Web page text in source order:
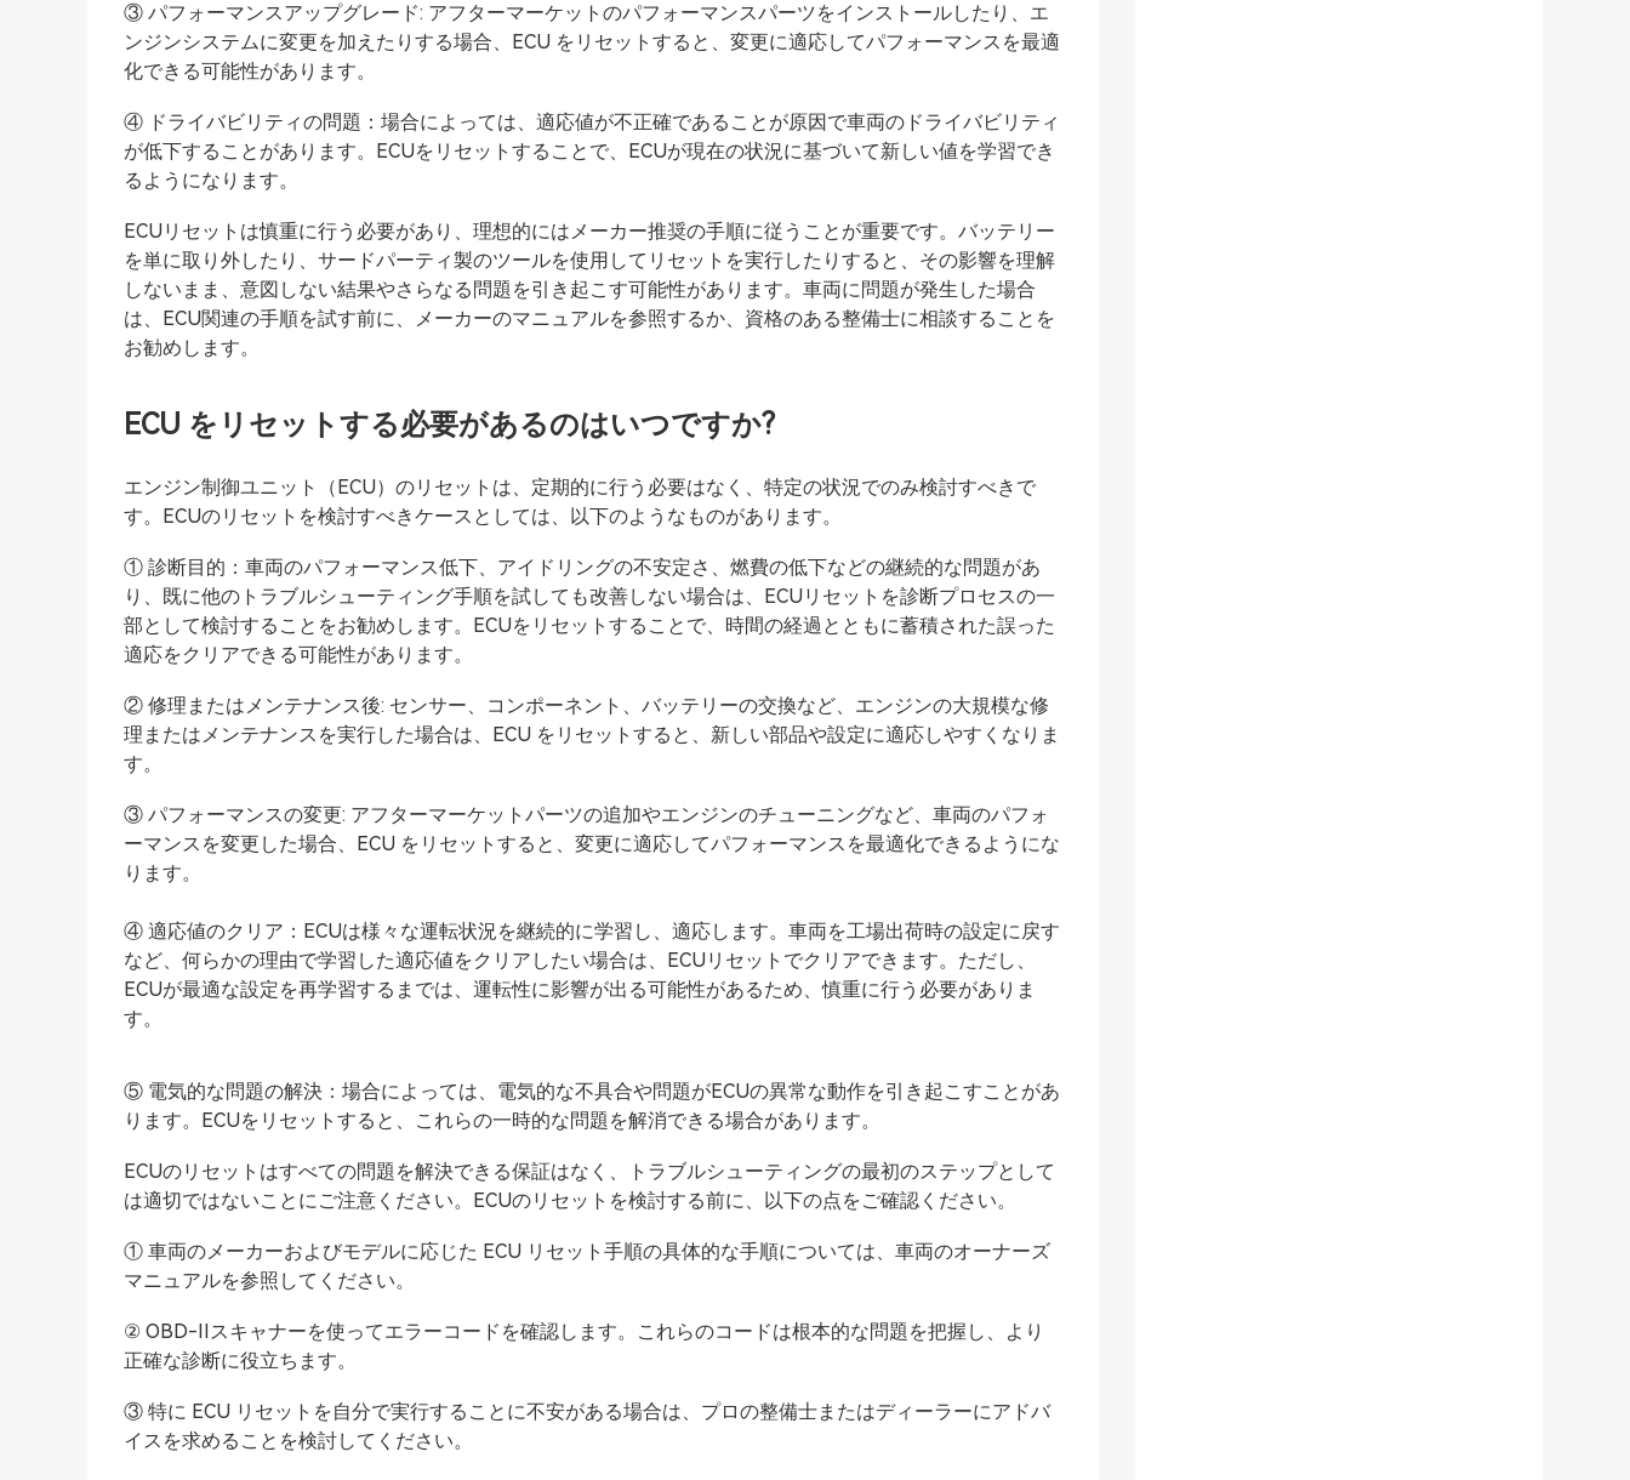
③ パフォーマンスアップグレード: アフターマーケットのパフォーマンスパーツをインストールしたり、エ
ンジンシステムに変更を加えたりする場合、ECU をリセットすると、変更に適応してパフォーマンスを最適
化できる可能性があります。
④ ドライバビリティの問題：場合によっては、適応値が不正確であることが原因で車両のドライバビリティ
が低下することがあります。ECUをリセットすることで、ECUが現在の状況に基づいて新しい値を学習でき
るようになります。
ECUリセットは慎重に行う必要があり、理想的にはメーカー推奨の手順に従うことが重要です。バッテリー
を単に取り外したり、サードパーティ製のツールを使用してリセットを実行したりすると、その影響を理解
しないまま、意図しない結果やさらなる問題を引き起こす可能性があります。車両に問題が発生した場合
は、ECU関連の手順を試す前に、メーカーのマニュアルを参照するか、資格のある整備士に相談することを
お勧めします。
ECU をリセットする必要があるのはいつですか?
エンジン制御ユニット（ECU）のリセットは、定期的に行う必要はなく、特定の状況でのみ検討すべきで
す。ECUのリセットを検討すべきケースとしては、以下のようなものがあります。
① 診断目的：車両のパフォーマンス低下、アイドリングの不安定さ、燃費の低下などの継続的な問題があ
り、既に他のトラブルシューティング手順を試しても改善しない場合は、ECUリセットを診断プロセスの一
部として検討することをお勧めします。ECUをリセットすることで、時間の経過とともに蓄積された誤った
適応をクリアできる可能性があります。
② 修理またはメンテナンス後: センサー、コンポーネント、バッテリーの交換など、エンジンの大規模な修
理またはメンテナンスを実行した場合は、ECU をリセットすると、新しい部品や設定に適応しやすくなりま
す。
③ パフォーマンスの変更: アフターマーケットパーツの追加やエンジンのチューニングなど、車両のパフォ
ーマンスを変更した場合、ECU をリセットすると、変更に適応してパフォーマンスを最適化できるようにな
ります。
④ 適応値のクリア：ECUは様々な運転状況を継続的に学習し、適応します。車両を工場出荷時の設定に戻す
など、何らかの理由で学習した適応値をクリアしたい場合は、ECUリセットでクリアできます。ただし、
ECUが最適な設定を再学習するまでは、運転性に影響が出る可能性があるため、慎重に行う必要がありま
す。
⑤ 電気的な問題の解決：場合によっては、電気的な不具合や問題がECUの異常な動作を引き起こすことがあ
ります。ECUをリセットすると、これらの一時的な問題を解消できる場合があります。
ECUのリセットはすべての問題を解決できる保証はなく、トラブルシューティングの最初のステップとして
は適切ではないことにご注意ください。ECUのリセットを検討する前に、以下の点をご確認ください。
① 車両のメーカーおよびモデルに応じた ECU リセット手順の具体的な手順については、車両のオーナーズ
マニュアルを参照してください。
② OBD-IIスキャナーを使ってエラーコードを確認します。これらのコードは根本的な問題を把握し、より
正確な診断に役立ちます。
③ 特に ECU リセットを自分で実行することに不安がある場合は、プロの整備士またはディーラーにアドバ
イスを求めることを検討してください。